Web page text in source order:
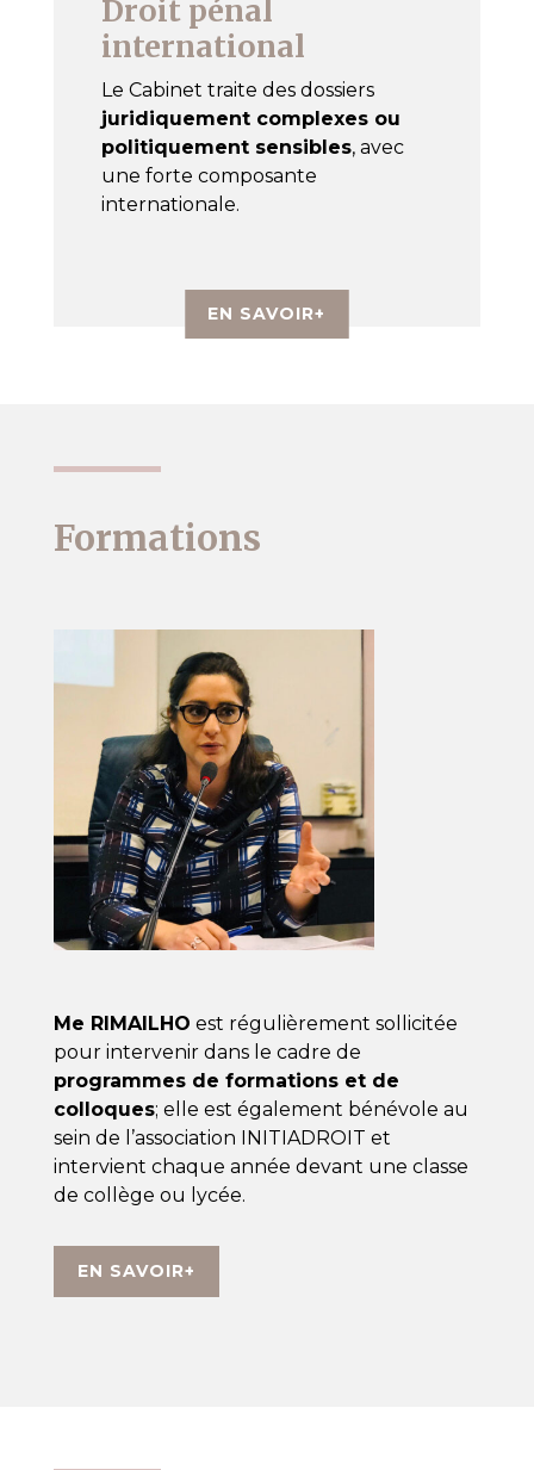
Droit pénal
international
Le Cabinet traite des dossiers
juridiquement complexes ou
politiquement sensibles, avec
une forte composante
internationale.
EN SAVOIR+
Formations
Me RIMAILHO est régulièrement sollicitée
pour intervenir dans le cadre de
programmes de formations et de
colloques; elle est également bénévole au
sein de l’association INITIADROIT et
intervient chaque année devant une classe
de collège ou lycée.
EN SAVOIR+